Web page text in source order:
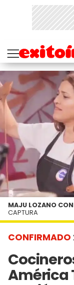
CONFIRMADO
América
MAJU LOZANO
CAPTURA